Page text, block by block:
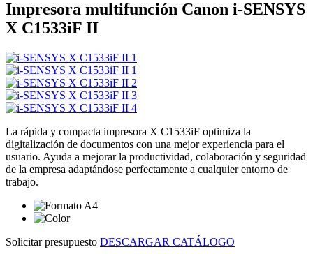
Impresora multifunción Canon i-SENSYS
X C1533iF II
La rápida y compacta impresora X C1533iF optimiza la
digitalización de documentos con una mejor experiencia para el
usuario. Ayuda a mejorar la productividad, colaboración y seguridad
de la empresa adaptándose perfectamente a cualquier entorno de
trabajo.
Solicitar presupuesto DESCARGAR CATÁLOGO